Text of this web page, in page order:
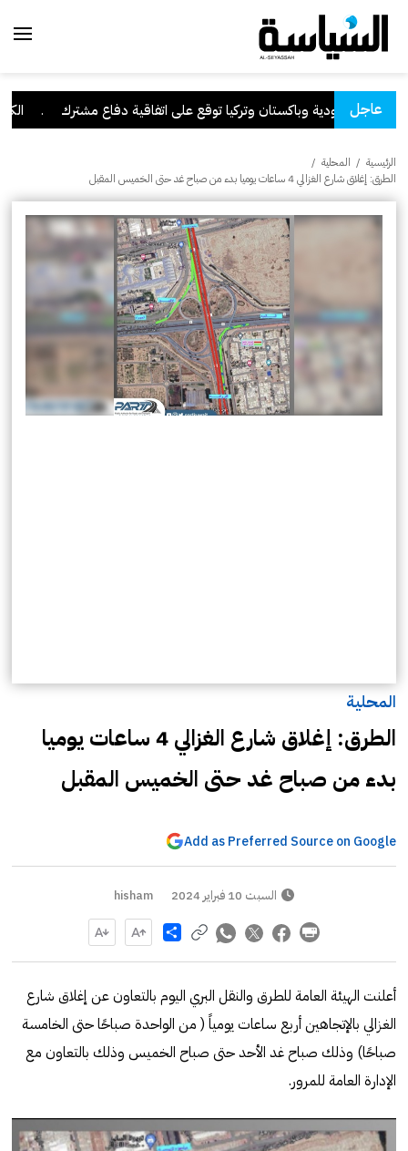
عاجل
السعودية وباكستان وتركيا توقع على اتفاقية دفاع مشترك . الكويت
الرئيسية / المحلية /
الطرق: إغلاق شارع الغزالي 4 ساعات يوميا بدء من صباح غد حتى الخميس المقبل
المحلية
الطرق: إغلاق شارع الغزالي 4 ساعات يوميا
بدء من صباح غد حتى الخميس المقبل
Add as Preferred Source on Google
السبت 10 فبراير 2024 hisham
Share
أعلنت الهيئة العامة للطرق والنقل البري اليوم بالتعاون عن إغلاق شارع
الغزالي بالإتجاهين أربع ساعات يومياً ( من الواحدة صباحًا حتى الخامسة
صباحًا) وذلك صباح غد الأحد حتى صباح الخميس وذلك بالتعاون مع
الإدارة العامة للمرور.